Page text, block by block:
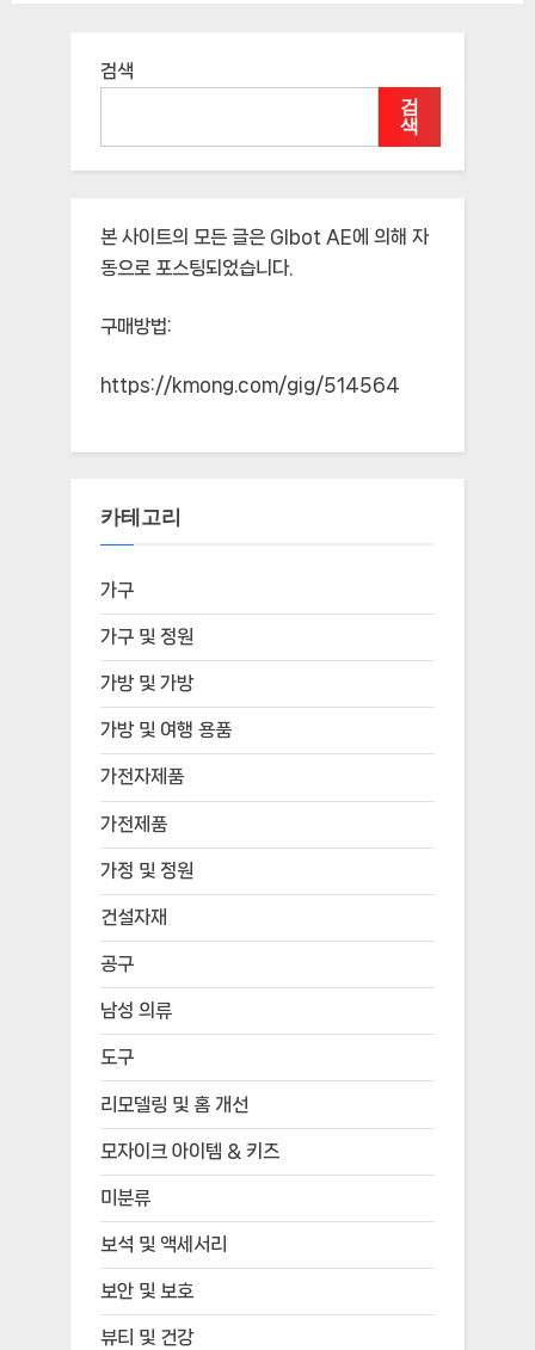
검색
검
색
본 사이트의 모든 글은 Glbot AE에 의해 자
동으로 포스팅되었습니다.
구매방법:
https://kmong.com/gig/514564
카테고리
가구
가구 및 정원
가방 및 가방
가방 및 여행 용품
가전자제품
가전제품
가정 및 정원
건설자재
공구
남성 의류
도구
리모델링 및 홈 개선
모자이크 아이템 & 키즈
미분류
보석 및 액세서리
보안 및 보호
뷰티 및 건강